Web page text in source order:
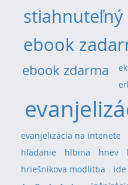
stiahnuteľný
ebook
ebook zdarma
evanjelizácia na intenete
hľadanie
hlbina hnev
hriešnikova modlitba